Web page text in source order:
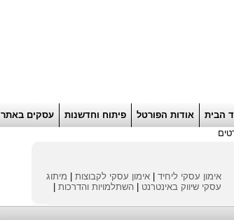
הבית אודות הפורטל פיתוח וחדשנות עסקים באתר
אימון עסקי ליחיד אימון עסקי לקבוצות
מיתוג
עסקי שיווק באינטרנט השתלמויות והדרכות